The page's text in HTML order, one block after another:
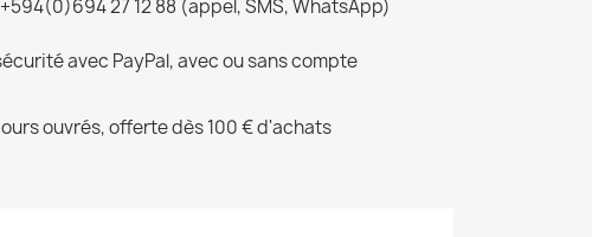
27 12 88 (appel, SMS, WhatsApp)
avec PayPal, avec ou sans compte
ouvrés, offerte dès 100 € d'achats